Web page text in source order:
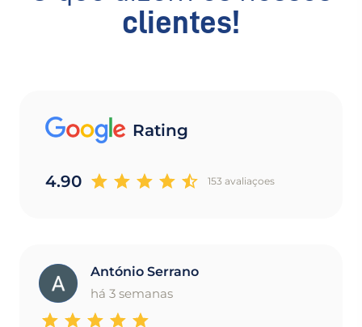
clientes!
Rating
4.90 153 avaliaçoes
A
António Serrano
há 3 semanas